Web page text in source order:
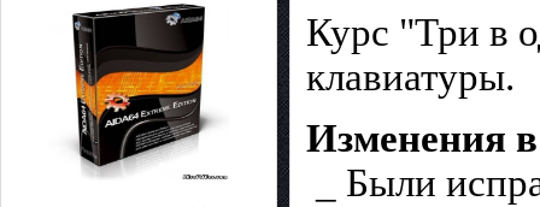
Курс "Три в
клавиатуры.
Изменения
_ Были